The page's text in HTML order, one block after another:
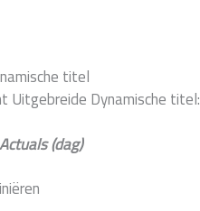
titel
Uitgebreide Dynamische titel:
(dag)